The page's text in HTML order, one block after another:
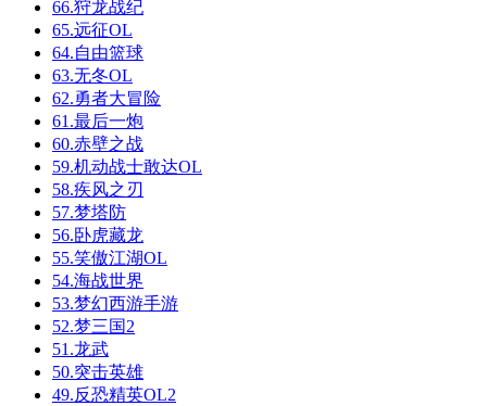
66.狩龙战纪
65.远征OL
64.自由篮球
63.无冬OL
62.勇者大冒险
61.最后一炮
60.赤壁之战
59.机动战士敢达OL
58.疾风之刃
57.梦塔防
56.卧虎藏龙
55.笑傲江湖OL
54.海战世界
53.梦幻西游手游
52.梦三国2
51.龙武
50.突击英雄
49.反恐精英OL2